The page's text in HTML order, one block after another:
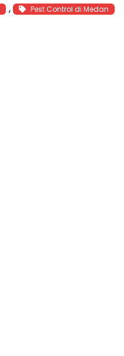
, Pest Control di Medan